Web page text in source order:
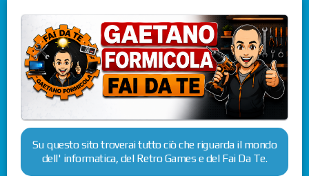
Su questo sito troverai tutto ciò che riguarda il mondo
dell' informatica, del Retro Games e del Fai Da Te.